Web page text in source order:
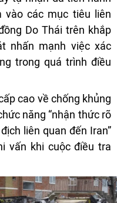
vào các mục tiêu liên
Do Thái trên khắp
nhấn mạnh việc xác
trong quá trình điều
cao về chống khủng
năng “nhận thức rõ
liên quan đến Iran”
vấn khi cuộc điều tra